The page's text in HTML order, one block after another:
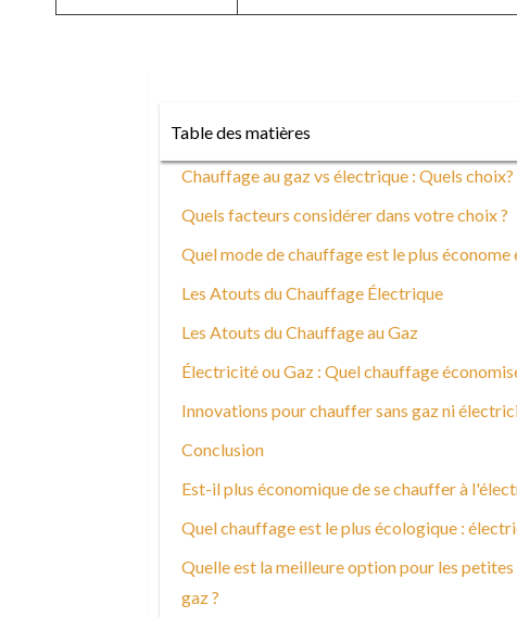
Table des matières
Chauffage au gaz vs électrique : Quels choix?
Quels facteurs considérer dans votre choix ?
Quel mode de chauffage est le plus économe
Les Atouts du Chauffage Électrique
Les Atouts du Chauffage au Gaz
Électricité ou Gaz : Quel chauffage
Innovations pour chauffer sans gaz ni
Conclusion
Est-il plus économique de se chauffer à
Quel chauffage est le plus écologique :
Quelle est la meilleure option pour les
gaz ?